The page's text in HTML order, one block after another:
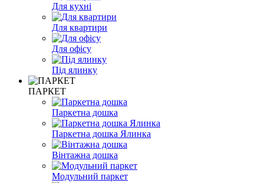
Для кухні
Для квартири
Для офісу
Під ялинку
ПАРКЕТ
Паркетна дошка
Паркетна дошка Ялинка
Вінтажна дошка
Модульний паркет